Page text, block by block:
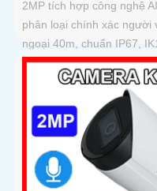
2MP tích hợp công nghệ
phân loại chính xác người
ngoại 40m, chuẩn IP67,
PoE, camera hoạt động